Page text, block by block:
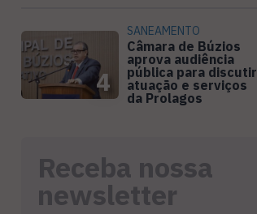
4
SANEAMENTO
Câmara de Búzios
aprova audiência
pública para discutir
atuação e serviços
da Prolagos
Receba nossa
newsletter